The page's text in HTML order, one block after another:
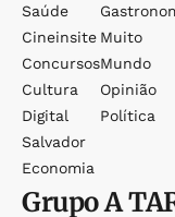
Saúde
Cineinsite
Concursos
Cultura
Digital
Salvador
Economia
Muito
Mundo
Opinião
Política
GrupoA